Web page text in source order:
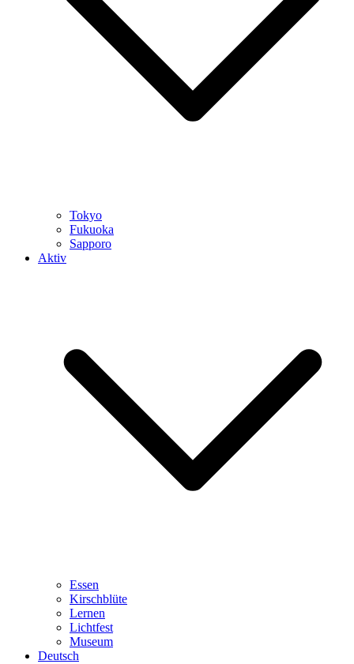
Tokyo
Fukuoka
Sapporo
Aktiv
Essen
Kirschblüte
Lernen
Lichtfest
Museum
Deutsch